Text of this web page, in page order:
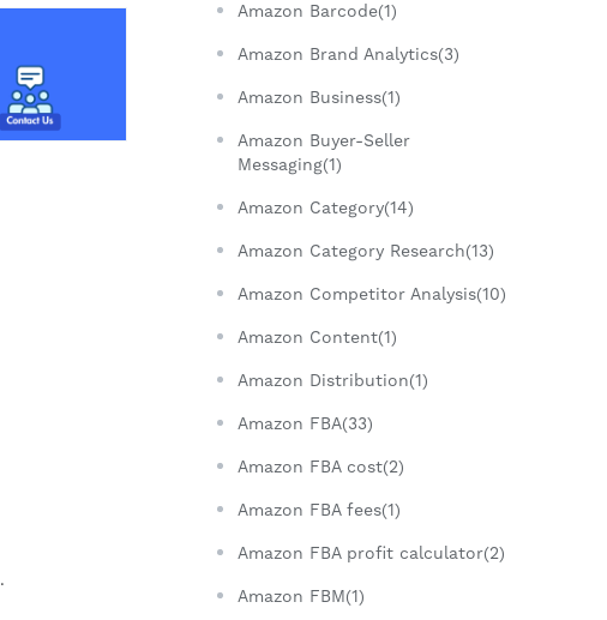
.
Amazon Barcode(1)
Amazon Brand Analytics(3)
Amazon Business(1)
Amazon Buyer-Seller
Messaging(1)
Amazon Category(14)
Amazon Category Research(13)
Amazon Competitor Analysis(10)
Amazon Content(1)
Amazon Distribution(1)
Amazon FBA(33)
Amazon FBA cost(2)
Amazon FBA fees(1)
Amazon FBA profit calculator(2)
Amazon FBM(1)